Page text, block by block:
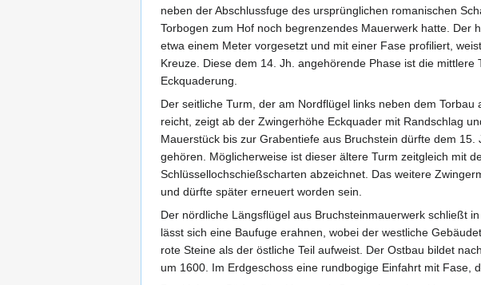
neben der Abschlussfuge des ursprünglichen romanischen
Torbogen zum Hof noch begrenzendes Mauerwerk hatte. Der
etwa einem Meter vorgesetzt und mit einer Fase profiliert,
Kreuze. Diese dem 14. Jh. angehörende Phase ist die
Eckquaderung.
Der seitliche Turm, der am Nordflügel links neben dem
reicht, zeigt ab der Zwingerhöhe Eckquader mit Randschlag
Mauerstück bis zur Grabentiefe aus Bruchstein dürfte dem
gehören. Möglicherweise ist dieser ältere Turm zeitgleich mit
Schlüssellochschießscharten abzeichnet. Das weitere
und dürfte später erneuert worden sein.
Der nördliche Längsflügel aus Bruchsteinmauerwerk schließt
lässt sich eine Baufuge erahnen, wobei der westliche
rote Steine als der östliche Teil aufweist. Der Ostbau bildet
um 1600. Im Erdgeschoss eine rundbogige Einfahrt mit Fase,